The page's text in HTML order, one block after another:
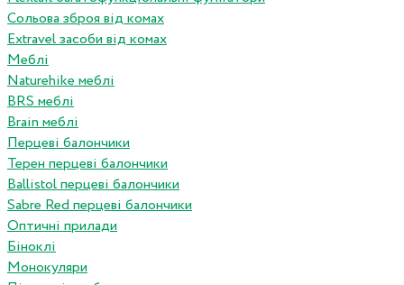
Сольова зброя від комах
Extravel засоби від комах
Меблі
Naturehike меблі
BRS меблі
Brain меблі
Перцеві балончики
Терен перцеві балончики
Ballistol перцеві балончики
Sabre Red перцеві балончики
Оптичні прилади
Біноклі
Монокуляри